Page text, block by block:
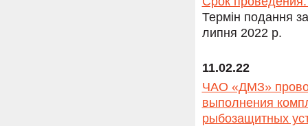
Термін подання
липня 2022 р.
11.02.22
ЧАО «ДМЗ»
выполнения
рыбозащитных